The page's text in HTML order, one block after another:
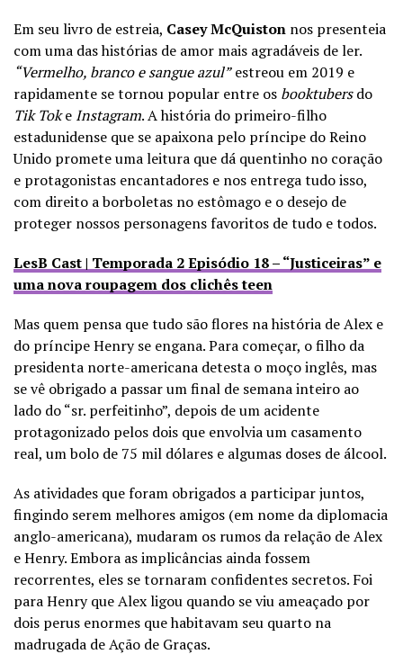
Em seu livro de estreia, Casey McQuiston nos presenteia
com uma das histórias de amor mais agradáveis de ler.
“Vermelho, branco e sangue azul”estreou em 2019 e
rapidamente se tornou popular entre os booktubersdo
Tik Toke Instagram. A história do primeiro-filho
estadunidense que se apaixona pelo príncipe do Reino
Unido promete uma leitura que dá quentinho no coração
e protagonistas encantadores e nos entrega tudo isso,
com direito a borboletas no estômago e o desejo de
proteger nossos personagens favoritos de tudo e todos.
LesB Cast | Temporada 2 Episódio 18 – “Justiceiras” e
uma nova roupagem dos clichês teen
Mas quem pensa que tudo são flores na história de Alex e
do príncipe Henry se engana. Para começar, o filho da
presidenta norte-americana detesta o moço inglês, mas
se vê obrigado a passar um final de semana inteiro ao
lado do “sr. perfeitinho”, depois de um acidente
protagonizado pelos dois que envolvia um casamento
real, um bolo de 75 mil dólares e algumas doses de álcool.
As atividades que foram obrigados a participar juntos,
fingindo serem melhores amigos (em nome da diplomacia
anglo-americana), mudaram os rumos da relação de Alex
e Henry. Embora as implicâncias ainda fossem
recorrentes, eles se tornaram confidentes secretos. Foi
para Henry que Alex ligou quando se viu ameaçado por
dois perus enormes que habitavam seu quarto na
madrugada de Ação de Graças.